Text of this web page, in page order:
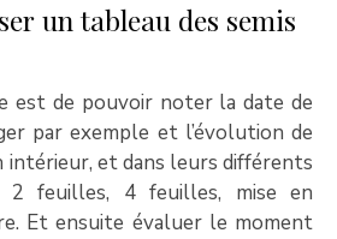
un tableau des semis
est de pouvoir noter la date de
par exemple et l’évolution de
intérieur, et dans leurs différents
2 feuilles, 4 feuilles, mise en
Et ensuite évaluer le moment